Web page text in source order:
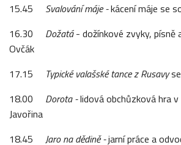
15.45 Svalování máje -kácení máje se
16.30 Dožatá- dožínkové zvyky, písně
Ovčák
17.15 Typickévalašskétance z Rusavy
18.00 Dorota -lidová obchůzková hra
Javořina
18.45 Jaro na dědině -jarní práce a